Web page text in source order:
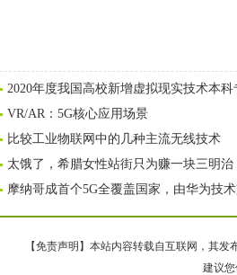
2020年度我国高校新增虚拟现实技术本科
VR/AR：5G核心应用场景
比较工业物联网中的几种主流无线技术
太饿了，希腊女性站街只为赚一块三明治
摩纳哥成首个5G全覆盖国家，由华为技
【免责声明】本站内容转载自互联网，其
建议您